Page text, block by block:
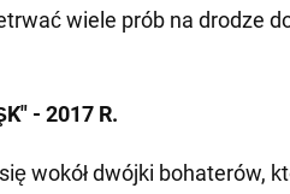
wiele prób na drodze
- 2017 R.
wokół dwójki bohaterów,